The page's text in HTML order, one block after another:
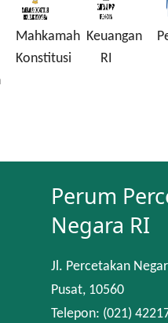
Mahkamah
Konstitusi
Keuangan
RI
Perum
Negara RI
Jl. Percetakan
Pusat, 10560
Telepon: (021)